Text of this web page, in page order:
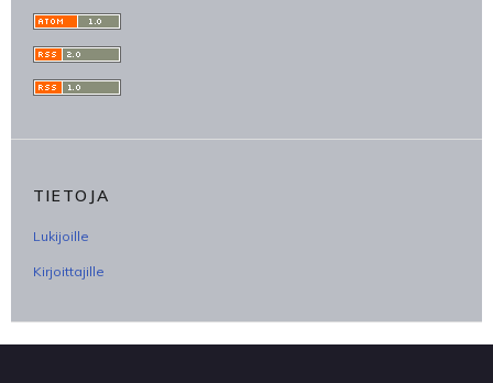
TIETOJA
Lukijoille
Kirjoittajille